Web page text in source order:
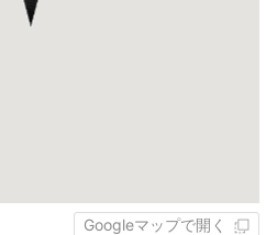
Googleマップで開く